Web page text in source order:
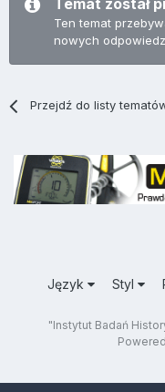
Temat został
Ten temat
nowych
Przejdź do listy
Język Styl
"Instytut Badań